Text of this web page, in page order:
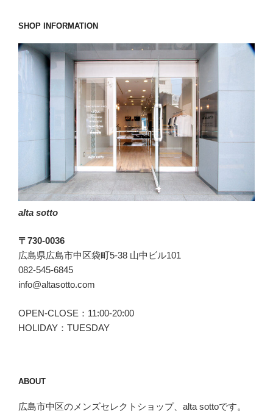
モ
ー
ン
ド)
強
枚”
の
SHOP INFORMATION
alta sotto
〒730-0036
広島県広島市中区袋町5-38 山中ビル101
082-545-6845
info@altasotto.com
OPEN-CLOSE：11:00-20:00
HOLIDAY：TUESDAY
ABOUT
広島市中区のメンズセレクトショップ、alta sottoです。